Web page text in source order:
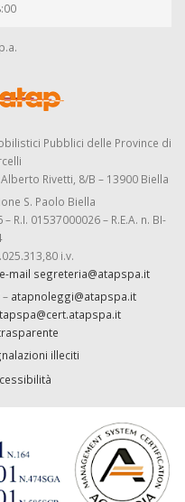
Pubblici delle Province di
Rivetti, 8/B – 13900 Biella
S. Paolo Biella
R.I. 01537000026 – R.E.A. n. BI-
i.v.
e-mail segreteria@atapspa.it
atapnoleggi@atapspa.it
illeciti